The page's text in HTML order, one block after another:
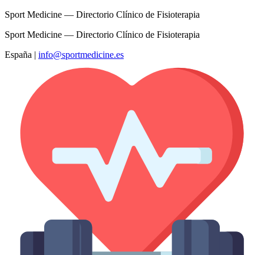
Sport Medicine — Directorio Clínico de Fisioterapia
Sport Medicine — Directorio Clínico de Fisioterapia
España | info@sportmedicine.es